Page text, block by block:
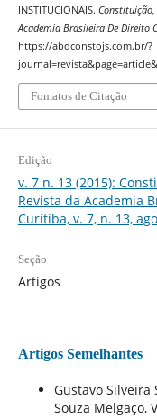
INSTITUCIONAIS. Constituição,
Academia Brasileira De Direito
https://abdconstojs.com.br/?
Fomatos de Citação
Edição
v. 7 n. 13 (2015):
Revista da Academia
Curitiba, v. 7, n. 13,
Seção
Artigos
Artigos Semelhantes
Gustavo
Souza Melgaço,